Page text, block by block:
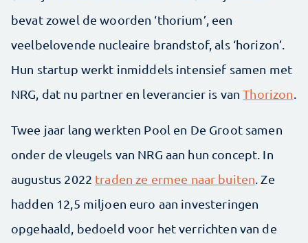
bevat zowel de woorden ‘thorium’, een
veelbelovende nucleaire brandstof, als ‘horizon’.
Hun startup werkt inmiddels intensief samen met
NRG, dat nu partner en leverancier is vanThorizon.
Twee jaar lang werkten Pool en De Groot samen
onder de vleugels van NRG aan hun concept. In
augustus 2022 traden ze ermee naar buiten. Ze
hadden 12,5 miljoen euro aan investeringen
opgehaald, bedoeld voor het verrichten van de